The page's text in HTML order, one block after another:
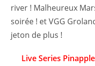
river ! Malheureux
soirée ! et VGG
jeton de plus !
Live Series